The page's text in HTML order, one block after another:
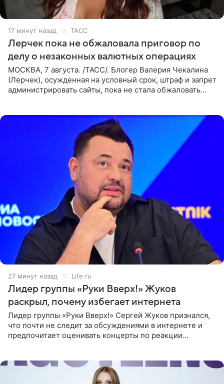
17 минут назад ТАСС
Лерчек пока не обжаловала приговор по
делу о незаконных валютных операциях
МОСКВА, 7 августа. /ТАСС/. Блогер Валерия Чекалина
(Лерчек), осужденная на условный срок, штраф и запрет
администрировать сайты, пока не стала обжаловать
27 минут назад Life.ru
Лидер группы «Руки Вверх!» Жуков
раскрыл, почему избегает интернета
Лидер группы «Руки Вверх!» Сергей Жуков признался,
что почти не следит за обсуждениями в интернете и
предпочитает оценивать концерты по реакции